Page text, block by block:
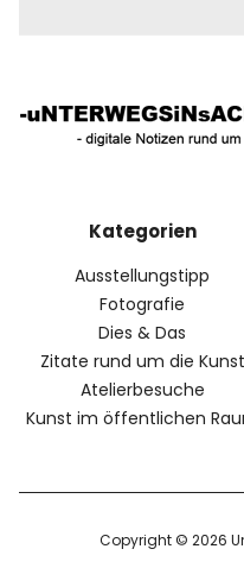
Kategorien
Ausstellungstipp
Fotografie
Dies & Das
Zitate rund um die Kunst
Atelierbesuche
Kunst im öffentlichen
Copyright © 2026